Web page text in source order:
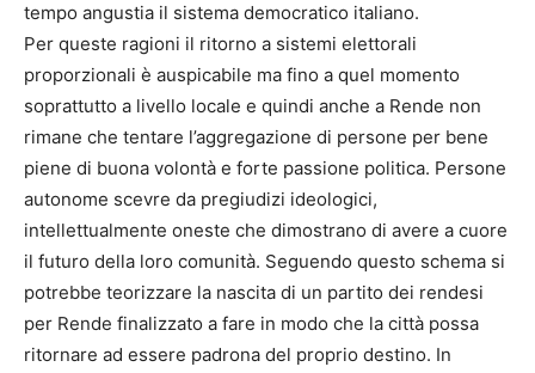
tempo angustia il sistema democratico italiano.
Per queste ragioni il ritorno a sistemi elettorali
proporzionali è auspicabile ma fino a quel momento
soprattutto a livello locale e quindi anche a Rende non
rimane che tentare l’aggregazione di persone per bene
piene di buona volontà e forte passione politica. Persone
autonome scevre da pregiudizi ideologici,
intellettualmente oneste che dimostrano di avere a cuore
il futuro della loro comunità. Seguendo questo schema si
potrebbe teorizzare la nascita di un partito dei rendesi
per Rende finalizzato a fare in modo che la città possa
ritornare ad essere padrona del proprio destino. In